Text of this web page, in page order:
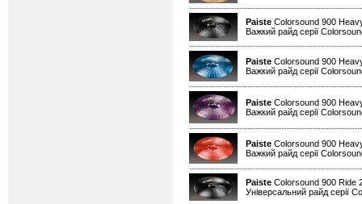
Paiste Colorsound 900
Важкий райд серії
Paiste Colorsound 900
Важкий райд серії
Paiste Colorsound 900
Важкий райд серії
Paiste Colorsound 900
Важкий райд серії
Paiste Colorsound 900 Ride
Універсальний райд серії